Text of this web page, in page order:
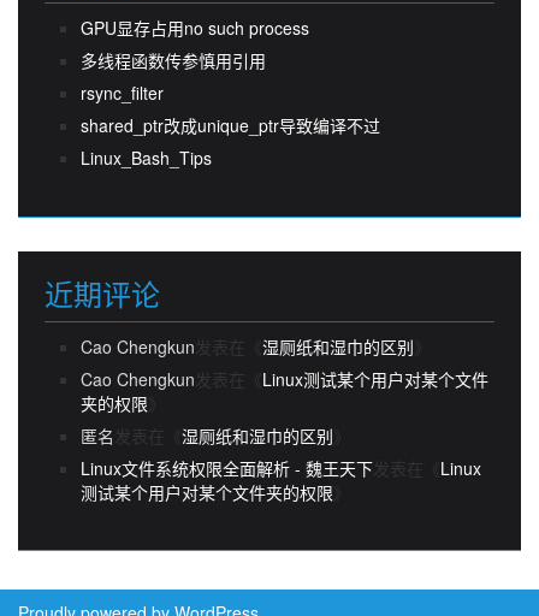
GPU显存占用no such process
多线程函数传参慎用引用
rsync_filter
shared_ptr改成unique_ptr导致编译不过
Linux_Bash_Tips
近期评论
Cao Chengkun发表在《 湿厕纸和湿巾的区别
Cao Chengkun发表在《 Linux测试某个用户对某个文件
夹的权限
匿名 发表在《 湿厕纸和湿巾的区别
Linux文件系统权限全面解析 - 魏王天下发表在《 Linux
测试某个用户对某个文件夹的权限